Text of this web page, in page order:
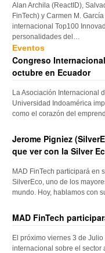
Alan Archila (ReactID),
FinTech) y Carmen M.
internacional Top100
personalidades del…
Eventos
Congreso
octubre en Ecuador
La Asociación Internacional
Universidad Indoamérica
como el corazón del
Jerome Pigniez
que ver con la Silver
MAD FinTech participará en
SilverEco, uno de los
mundo. Hoy, hablamos con
MAD FinTech
El próximo viernes 3 de
internacional sobre el sector